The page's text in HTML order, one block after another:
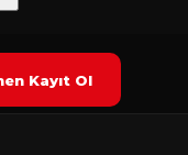
Yetersiz oy
Kayıt Ol